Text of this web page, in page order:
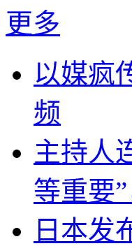
更多
以媒疯
频
主持人
等重要
日本发